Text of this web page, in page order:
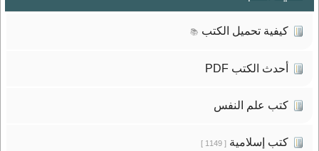
كيفية تحميل الكتب 📚
أحدث الكتب PDF
كتب علم النفس
كتب إسلامية[ 1149 ]